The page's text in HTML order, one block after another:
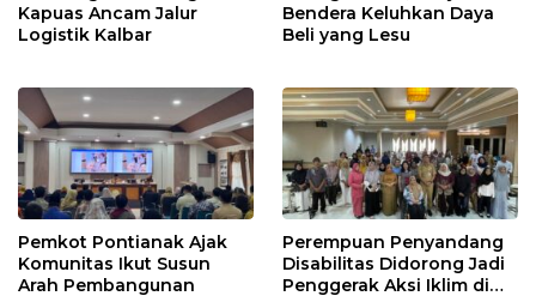
Kapuas Ancam Jalur
Logistik Kalbar
Bendera Keluhkan Daya
Beli yang Lesu
Pemkot Pontianak Ajak
Komunitas Ikut Susun
Arah Pembangunan
Perempuan Penyandang
Disabilitas Didorong Jadi
Penggerak Aksi Iklim di